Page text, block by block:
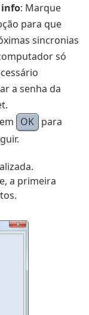
info: Marque
para que
sincronias
só
a senha da
OK para
a primeira